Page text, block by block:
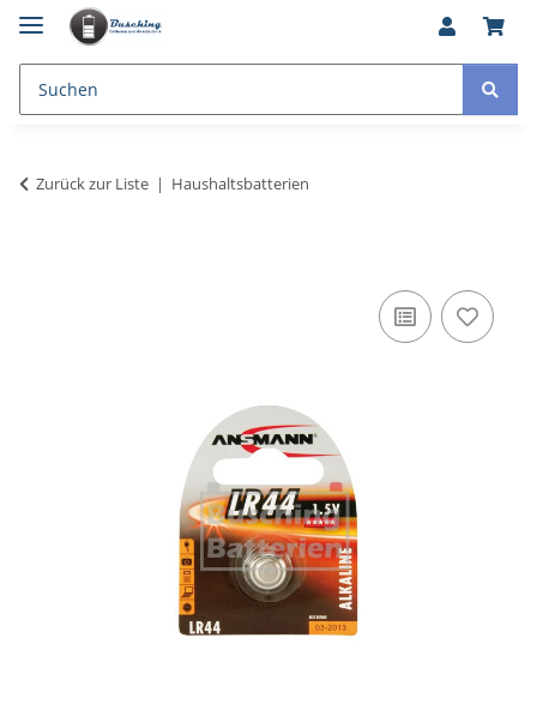
Zurück zur Liste Haushaltsbatterien